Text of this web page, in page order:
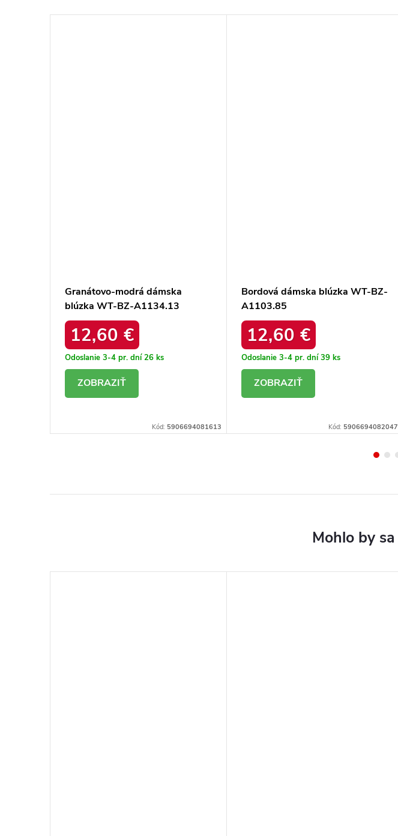
Granátovo-modrá dámska
blúzka WT-BZ-A1134.13
12,60 €
Odoslanie 3-4 pr. dní26 ks
Kód: 5906694081613
Bordová dámska blúzka WT-BZ-
A1103.85
12,60 €
Odoslanie 3-4 pr. dní39 ks
Kód: 5906694082047